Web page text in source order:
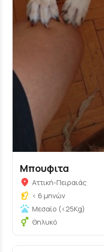
Μπουφιτα
Αττική-Πειραιάς
< 6 μηνών
Μεσαίο (<25Kg)
Θηλυκό